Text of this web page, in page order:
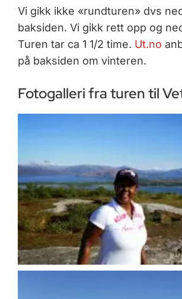
Vi gikk ikke «rundturen» dvs
baksiden. Vi gikk rett opp og
Turen tar ca 1 1/2 time. Ut.no
på baksiden om vinteren.
Fotogalleri fra turen til